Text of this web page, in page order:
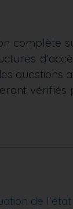
complète
de